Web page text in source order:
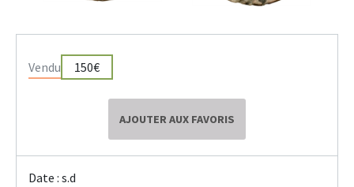
Vendu 150€
AJOUTER AUX FAVORIS
Date : s.d